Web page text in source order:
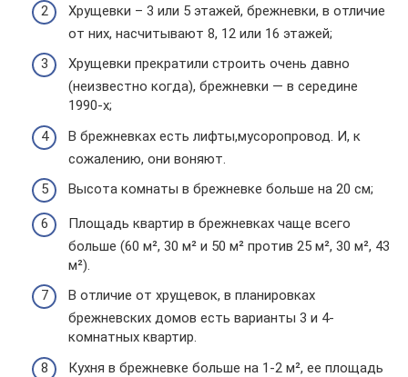
Хрущевки – 3 или 5 этажей, брежневки, в отличие
от них, насчитывают 8, 12 или 16 этажей;
Хрущевки прекратили строить очень давно
(неизвестно когда), брежневки — в середине
1990-х;
В брежневках есть лифты,мусоропровод. И, к
сожалению, они воняют.
Высота комнаты в брежневке больше на 20 см;
Площадь квартир в брежневках чаще всего
больше (60 м², 30 м² и 50 м² против 25 м², 30 м², 43
м²).
В отличие от хрущевок, в планировках
брежневских домов есть варианты 3 и 4-
комнатных квартир.
Кухня в брежневке больше на 1-2 м², ее площадь